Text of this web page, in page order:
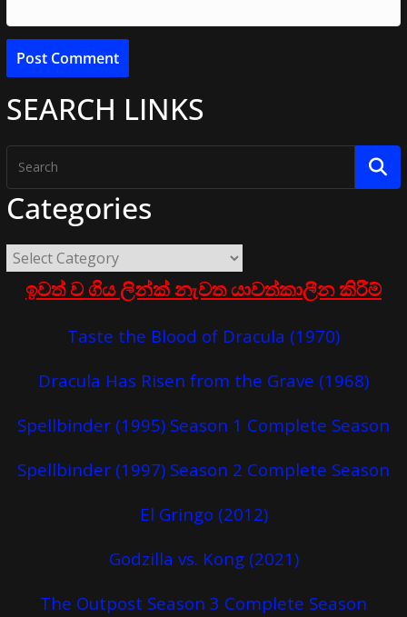
SEARCH LINKS
Categories
ඉවත් ව ගිය ලින්ක් නැවත යාවත්කාලීන කිරීම්
Taste the Blood of Dracula (1970)
Dracula Has Risen from the Grave (1968)
Spellbinder (1995) Season 1 Complete Season
Spellbinder (1997) Season 2 Complete Season
El Gringo (2012)
Godzilla vs. Kong (2021)
The Outpost Season 3 Complete Season